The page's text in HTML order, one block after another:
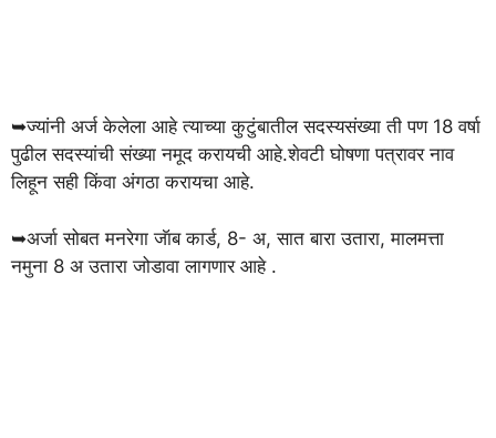
➥ज्यांनी अर्ज केलेला आहे त्याच्या कुटुंबातील सदस्यसंख्या ती पण 18 वर्षा
पुढील सदस्यांची संख्या नमूद करायची आहे.शेवटी घोषणा पत्रावर नाव
लिहून सही किंवा अंगठा करायचा आहे.
➥अर्जा सोबत मनरेगा जॅाब कार्ड, 8- अ, सात बारा उतारा, मालमत्ता
नमुना 8 अ उतारा जोडावा लागणार आहे .